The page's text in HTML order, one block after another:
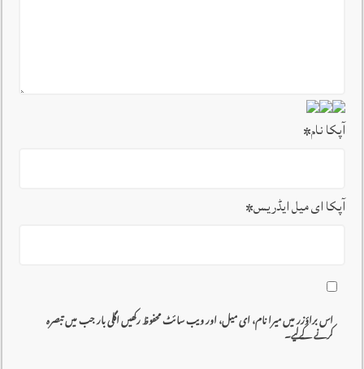
آپکا نام*
آپکا ای میل ایڈریس*
اس براؤزر میں میرا نام، ای میل، اور ویب سائٹ محفوظ رکھیں اگلی بار جب میں تبصرہ
کرنے کےلیے۔